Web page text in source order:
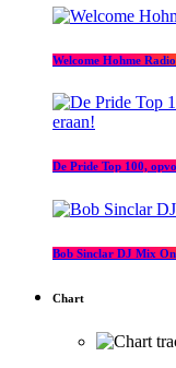
Welcome Hohme
De Pride Top 100,
Bob Sinclar DJ Mix
Chart